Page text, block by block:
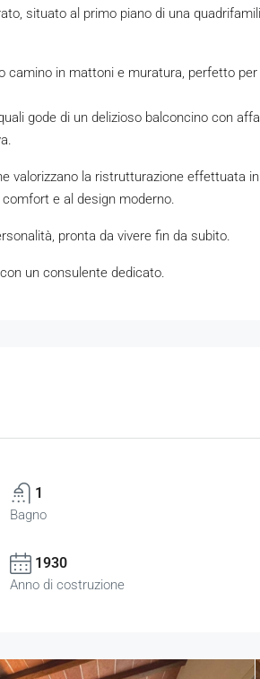
situato al primo piano di una
in mattoni e muratura, perfetto
gode di un delizioso balconcino con
valorizzano la ristrutturazione effettuata
e al design moderno.
pronta da vivere fin da subito.
un consulente dedicato.
1
Bagno
1930
Anno di costruzione